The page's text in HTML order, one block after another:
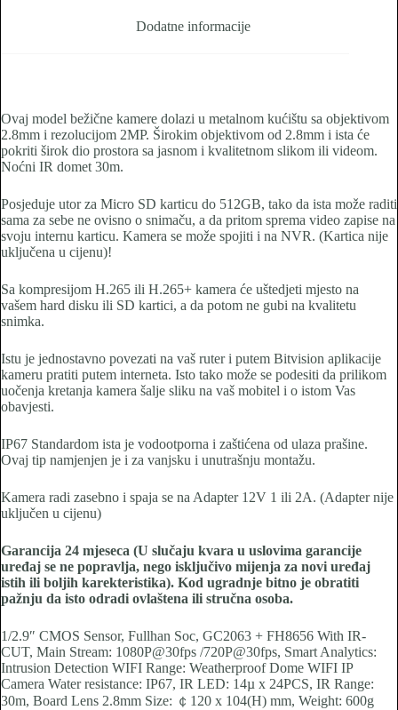
Dodatne informacije
Ovaj model bežične kamere dolazi u metalnom kućištu sa objektivom
2.8mm i rezolucijom 2MP. Širokim objektivom od 2.8mm i ista će
pokriti širok dio prostora sa jasnom i kvalitetnom slikom ili videom.
Noćni IR domet 30m.
Posjeduje utor za Micro SD karticu do 512GB, tako da ista može raditi
sama za sebe ne ovisno o snimaču, a da pritom sprema video zapise na
svoju internu karticu. Kamera se može spojiti i na NVR. (Kartica nije
uključena u cijenu)!
Sa kompresijom H.265 ili H.265+ kamera će uštedjeti mjesto na
vašem hard disku ili SD kartici, a da potom ne gubi na kvalitetu
snimka.
Istu je jednostavno povezati na vaš ruter i putem Bitvision aplikacije
kameru pratiti putem interneta. Isto tako može se podesiti da prilikom
uočenja kretanja kamera šalje sliku na vaš mobitel i o istom Vas
obavjesti.
IP67 Standardom ista je vodootporna i zaštićena od ulaza prašine.
Ovaj tip namjenjen je i za vanjsku i unutrašnju montažu.
Kamera radi zasebno i spaja se na Adapter 12V 1 ili 2A. (Adapter nije
uključen u cijenu)
Garancija 24 mjeseca (U slučaju kvara u uslovima garancije
uređaj se ne popravlja, nego isključivo mijenja za novi uređaj
istih ili boljih karekteristika). Kod ugradnje bitno je obratiti
pažnju da isto odradi ovlaštena ili stručna osoba.
1/2.9″ CMOS Sensor, Fullhan Soc, GC2063 + FH8656 With IR-
CUT, Main Stream: 1080P@30fps /720P@30fps, Smart Analytics:
Intrusion Detection WIFI Range: Weatherproof Dome WIFI IP
Camera Water resistance: IP67, IR LED: 14µ x 24PCS, IR Range:
30m, Board Lens 2.8mm Size: ￠120 x 104(H) mm, Weight: 600g